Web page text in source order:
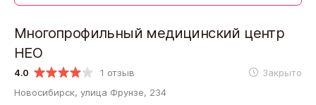
4.0 1 отзыв Закрыто
Многопрофильный медицинский центр
НЕО
Новосибирск, улица Фрунзе, 234